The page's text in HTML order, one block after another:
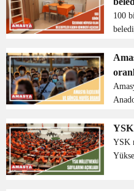
100
de
YSK
YSK